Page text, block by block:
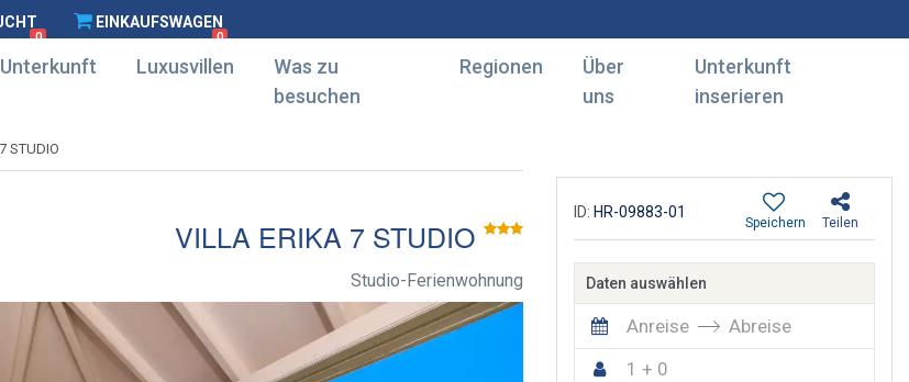
0
EINKAUFSWAGEN
0
Unterkunft Luxusvillen
Was zu
besuchen
Regionen
Über
uns
Unterkunft
inserieren
STUDIO
VILLA ERIKA 7 STUDIO
Studio-Ferienwohnung
ID: HR-09883-01
Teilen
Speichern
Daten auswählen
Anreise
Abreise
1 + 0